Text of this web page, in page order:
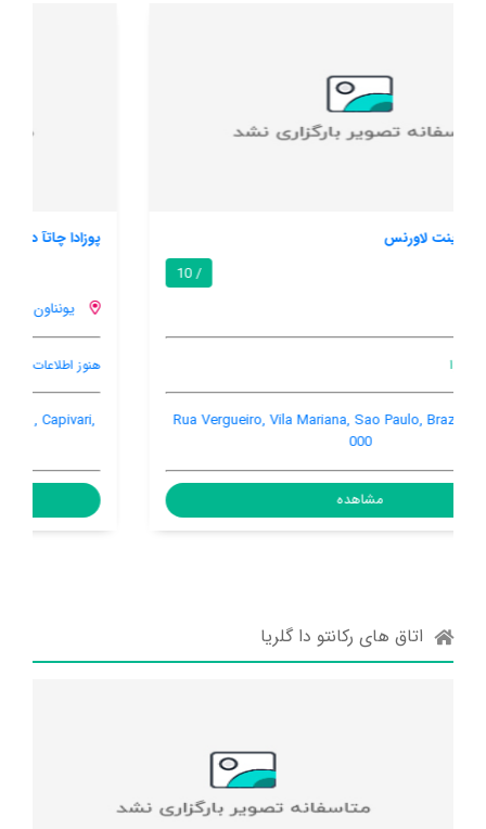
پوزادا چاتآ دو لار
Av. Presidente Castelo Branco, 340 - Vila Capivari , Capivari,
اتاق های رکانتو دا گلریا